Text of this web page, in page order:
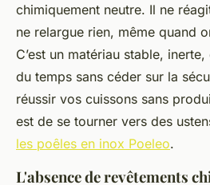
chimiquement neutre. Il ne
ne relargue rien, même quand
C’est un matériau stable,
du temps sans céder sur la
réussir vos cuissons sans
est de se tourner vers des
les poêles en inox Poeleo.
L'absence de revêtements